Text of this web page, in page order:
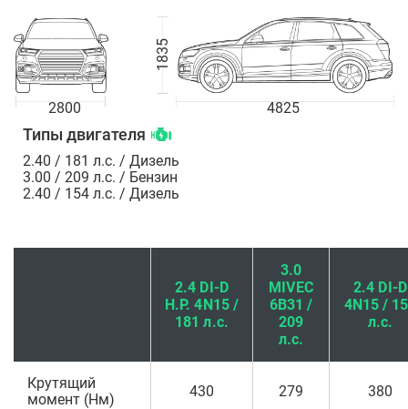
2800
1835
4825
Типы двигателя
2.40 / 181 л.с. / Дизель
3.00 / 209 л.с. / Бензин
2.40 / 154 л.с. / Дизель
2.4 DI-D
H.P. 4N15 /
181 л.с.
3.0
MIVEC
6B31 /
209
л.с.
2.4 DI-D
4N15 /
л.с.
Крутящий
момент (Нм)
430 279 380